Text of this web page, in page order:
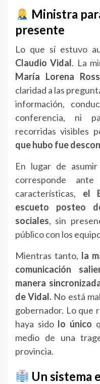
Ministra
presente
Lo que sí estuvo
Claudio Vidal. La
María Lorena Ross
claridad a las
información,
conferencia, ni
recorridas visibles
que hubo fue
En lugar de
corresponde
características, el
escueto posteo
sociales, sin
público con los
Mientras tanto, la
comunicación
manera
de Vidal. No está
gobernador. Lo que
haya sido lo único
medio de una
provincia.
Un sistema